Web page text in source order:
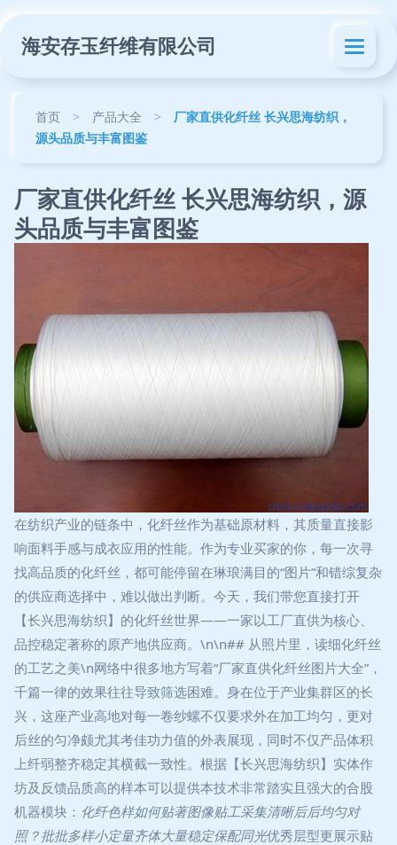
海安存玉纤维有限公司
首页 > 产品大全 >
厂家直供化纤丝 长兴思海纺织，
源头品质与丰富图鉴
厂家直供化纤丝 长兴思海纺织，源
头品质与丰富图鉴
在纺织产业的链条中，化纤丝作为基础原材料，其质量直接影
响面料手感与成衣应用的性能。作为专业买家的你，每一次寻
找高品质的化纤丝，都可能停留在琳琅满目的“图片”和错综复杂
的供应商选择中，难以做出判断。今天，我们带您直接打开
【长兴思海纺织】的化纤丝世界——一家以工厂直供为核心、
品控稳定著称的原产地供应商。\n\n## 从照片里，读细化纤丝
的工艺之美\n网络中很多地方写着“厂家直供化纤丝图片大全”，
千篇一律的效果往往导致筛选困难。身在位于产业集群区的长
兴，这座产业高地对每一卷纱螺不仅要求外在加工均匀，更对
后丝的匀净颇尤其考佳功力值的外表展现，同时不仅产品体积
上纤弱整齐稳定其横截一致性。根据【长兴思海纺织】实体作
坊及反馈品质高的样本可以提供本技术非常踏实且强大的合股
机器模块： 化纤色样如何贴著图像贴工采集清晰后后均匀对
照？批批多样小定量齐体大量稳定保配同光优秀层型更展示贴